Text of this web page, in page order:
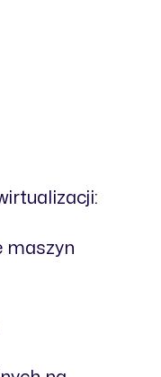
maszyn